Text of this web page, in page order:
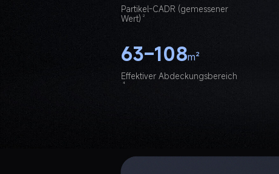
Partikel-CADR (gemessener
Wert) 2
63–108m²
4